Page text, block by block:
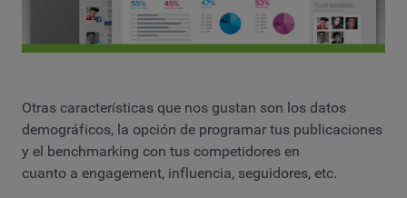
Otras características que nos gustan son los datos
demográficos, la opción de programar tus publicaciones
y el benchmarking con tus competidores en
cuanto a engagement, influencia, seguidores, etc.